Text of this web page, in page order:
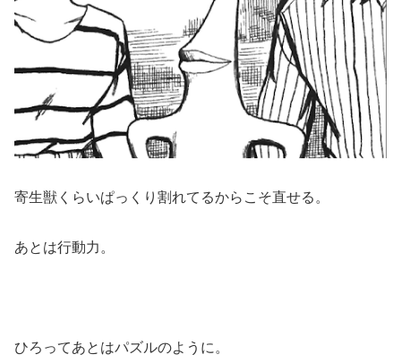
寄生獣くらいぱっくり割れてるからこそ直せる。
あとは行動力。
ひろってあとはパズルのように。